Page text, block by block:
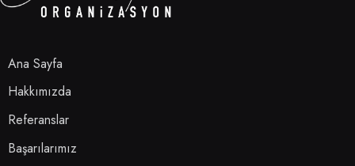
Ana Sayfa
Hakkımızda
Referanslar
Başarılarımız